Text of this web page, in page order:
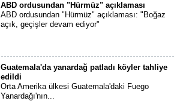
ABD ordusundan "Hürmüz" açıklaması
ABD ordusundan "Hürmüz" açıklaması: "Boğaz
açık, geçişler devam ediyor"
Guatemala'da yanardağ patladı köyler tahliye
edildi
Orta Amerika ülkesi Guatemala'daki Fuego
Yanardağı'nın...